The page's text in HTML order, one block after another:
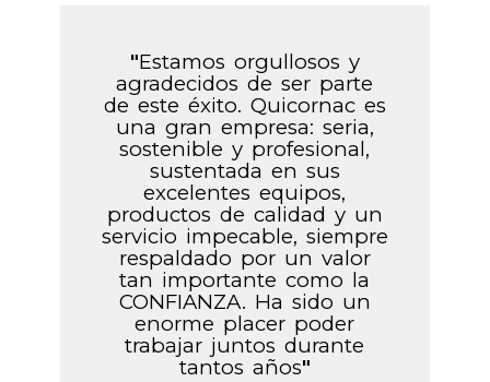
"Estamos orgullosos y
agradecidos de ser parte
de este éxito. Quicornac es
una gran empresa: seria,
sostenible y profesional,
sustentada en sus
excelentes equipos,
productos de calidad y un
servicio impecable, siempre
respaldado por un valor
tan importante como la
CONFIANZA. Ha sido un
enorme placer poder
trabajar juntos durante
tantos años"